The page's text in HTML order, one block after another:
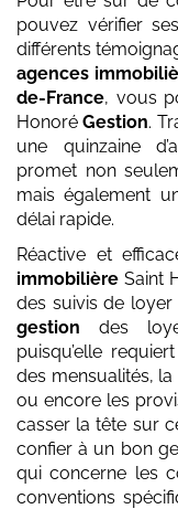
pouvez vérifier
différents
agences
de-France, vous
HonoréGestion.
une quinzaine
promet non
mais également
délai rapide.
Réactive et
immobilière Saint
des suivis de loyer
gestion des
puisqu’elle
des mensualités,
ou encore les
casser la tête sur
confier à un bon
qui concerne les
conventions